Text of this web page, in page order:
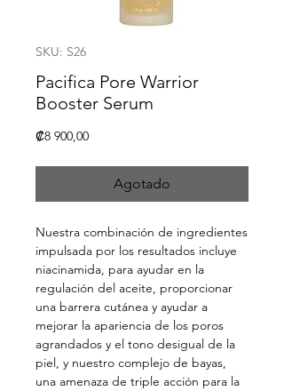
SKU: S26
Pacifica Pore Warrior
Booster Serum
₡8 900,00Precio
Agotado
Nuestra combinación de ingredientes
impulsada por los resultados incluye
niacinamida, para ayudar en la
regulación del aceite, proporcionar
una barrera cutánea y ayudar a
mejorar la apariencia de los poros
agrandados y el tono desigual de la
piel, y nuestro complejo de bayas,
una amenaza de triple acción para la